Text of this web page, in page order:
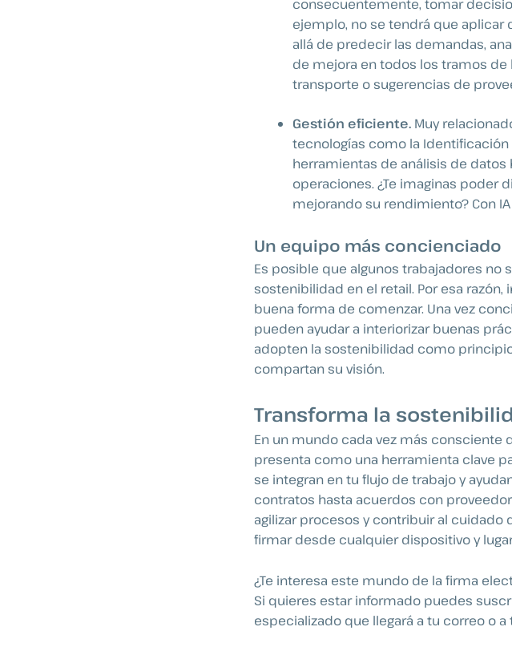
consecuentemente, tomar
ejemplo, no se tendrá que aplicar
allá de predecir las demandas,
de mejora en todos los tramos
transporte o sugerencias de
Gestión eficiente. Muy
tecnologías como la Identificación
herramientas de análisis de
operaciones. ¿Te imaginas poder
mejorando su rendimiento? Con
Un equipo más concienciado
Es posible que algunos trabajadores
sostenibilidad en el retail. Por esa razón,
buena forma de comenzar. Una vez
pueden ayudar a interiorizar buenas
adopten la sostenibilidad como
compartan su visión.
Transforma la
En un mundo cada vez más consciente
presenta como una herramienta clave
se integran en tu flujo de trabajo y
contratos hasta acuerdos con
agilizar procesos y contribuir al
firmar desde cualquier dispositivo y
¿Te interesa este mundo de la firma
Si quieres estar informado puedes
especializado que llegará a tu correo o